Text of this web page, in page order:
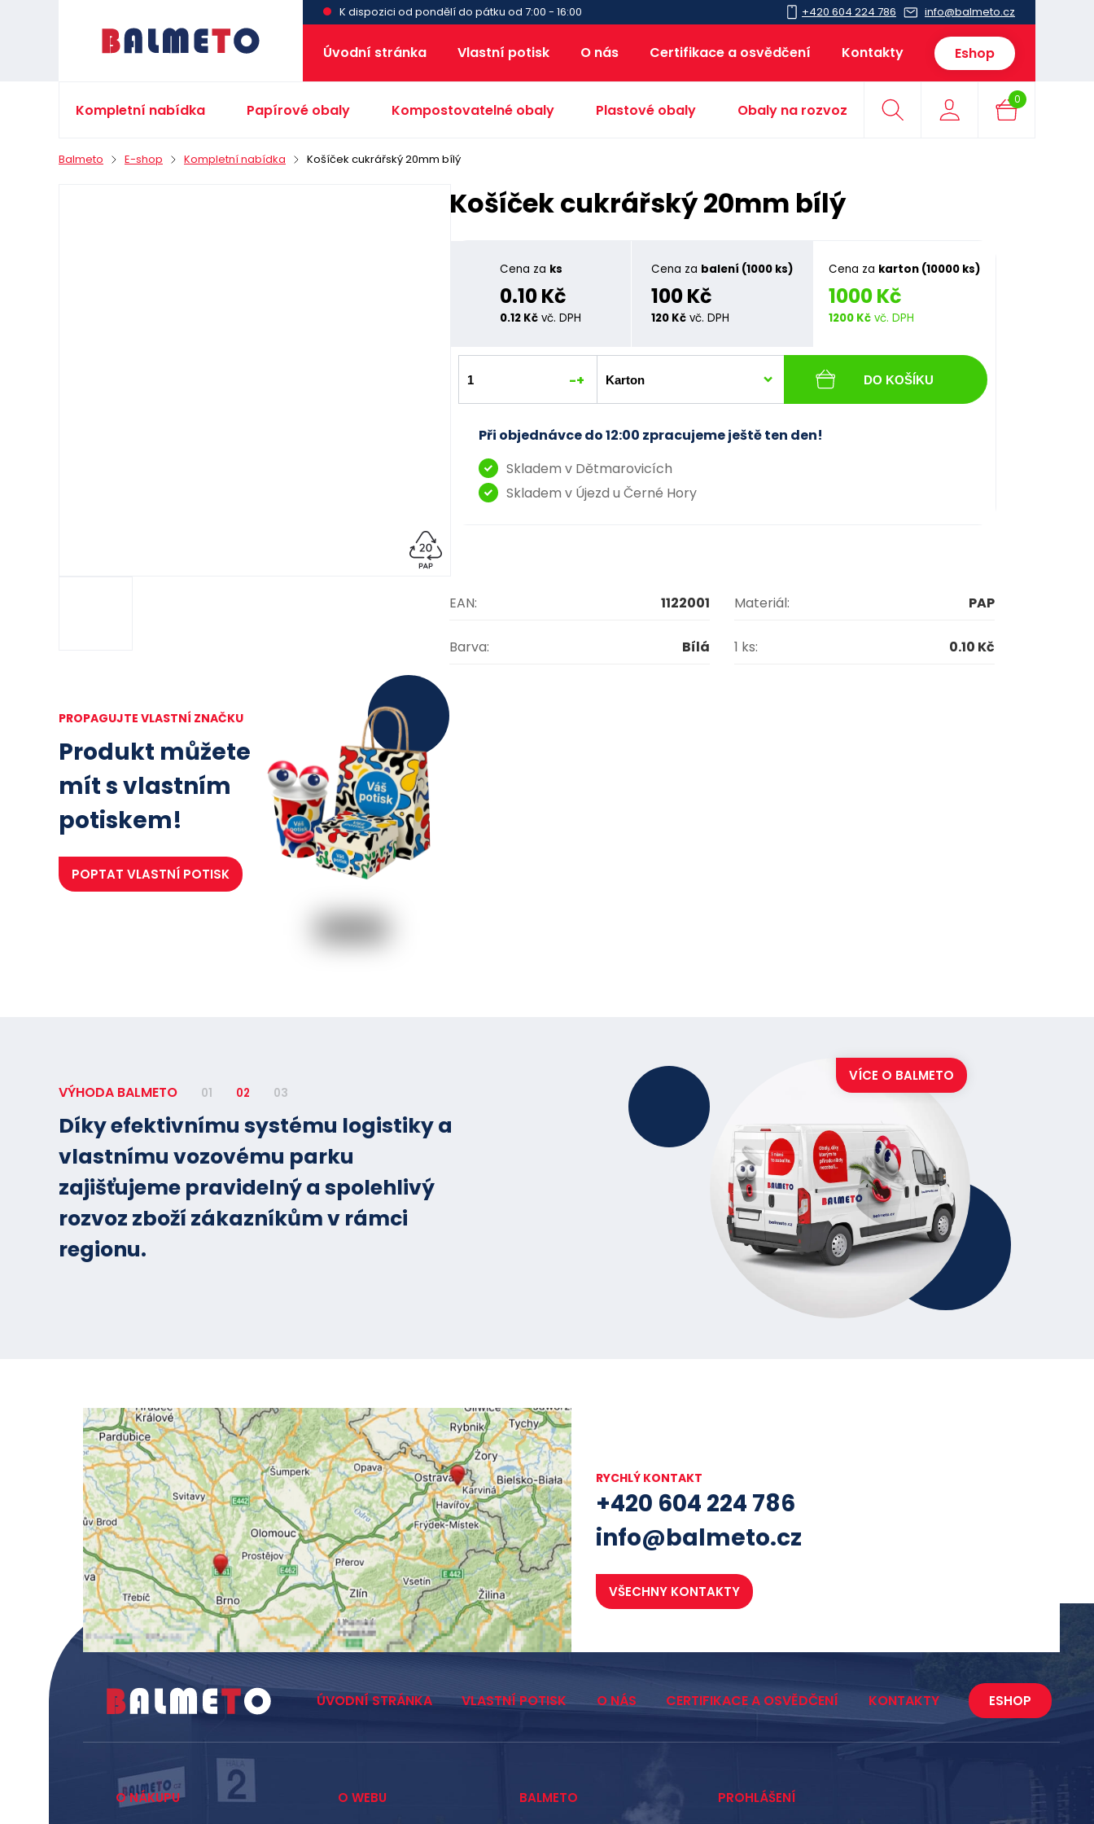
K dispozici od pondělí do pátku od 7:00 - 16:00 +420 604 224 786 info@balmeto.cz
Úvodní stránka Vlastní potisk O nás Certifikace a osvědčení Kontakty Eshop
Kompletní nabídka Papírové obaly Kompostovatelné obaly Plastové obaly Obaly na rozvoz
0
Balmeto E-shop Kompletní nabídka Košíček cukrářský 20mm bílý
PROPAGUJTE VLASTNÍ ZNAČKU
Produkt můžete
mít s vlastním
potiskem!
POPTAT VLASTNÍ POTISK
Košíček cukrářský 20mm bílý
Cena za ks
0.10 Kč
0.12 Kč vč. DPH
Cena za balení (1000 ks)
100 Kč
120 Kč vč. DPH
Cena za karton (10000 ks)
1000 Kč
1200 Kčvč. DPH
-+ DO KOŠÍKU
Při objednávce do 12:00 zpracujeme ještě ten den!
Skladem v Dětmarovicích
Skladem v Újezd u Černé Hory
EAN: 1122001 Materiál: PAP
Barva: Bílá 1 ks: 0.10 Kč
VÝHODA BALMETO 01 02 03
Díky efektivnímu systému logistiky a
vlastnímu vozovému parku
zajišťujeme pravidelný a spolehlivý
rozvoz zboží zákazníkům v rámci
regionu.
VÍCE O BALMETO
RYCHLÝ KONTAKT
+420 604 224 786
info@balmeto.cz
VŠECHNY KONTAKTY
ÚVODNÍ STRÁNKA VLASTNÍ POTISK O NÁS CERTIFIKACE A OSVĚDČENÍ KONTAKTY ESHOP
O NÁKUPU O WEBU BALMETO PROHLÁŠENÍ